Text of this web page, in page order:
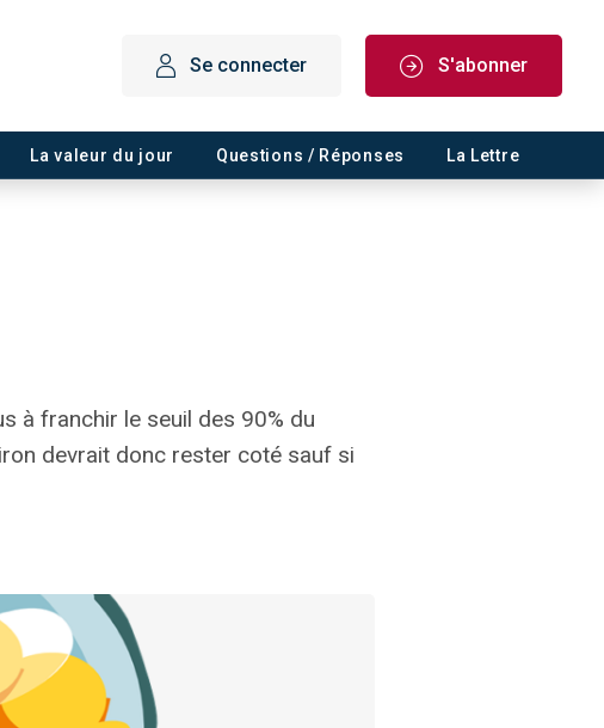
Se connecter S'abonner
La valeur du jour Questions / Réponses La Lettre
à franchir le seuil des 90% du
devrait donc rester coté sauf si